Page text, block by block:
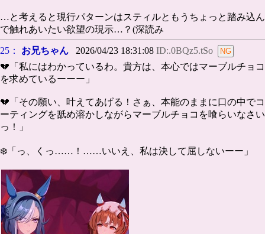
…と考えると現行パターンはスティルともうちょっと踏み込ん
で触れあいたい欲望の現示…？(深読み
25： お兄ちゃん 2026/04/23 18:31:08 ID:.0BQz5.tSo
💔「私にはわかっているわ。貴方は、本心ではマーブルチョコ
を求めているーーー」
💔「その願い、叶えてあげる！さぁ、本能のままに口の中でコ
ーティングを舐め溶かしながらマーブルチョコを喰らいなさい
っ！」
❄️「っ、くっ……！……いいえ、私は決して屈しないーー」